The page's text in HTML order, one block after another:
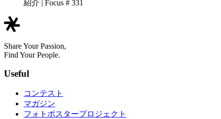
紹介 | Focus # 331
Share Your Passion,
Find Your People.
Useful
コンテスト
マガジン
フォトポスタープロジェクト